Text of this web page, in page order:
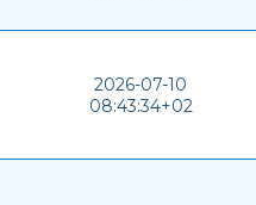
2026-07-10
08:43:34+02